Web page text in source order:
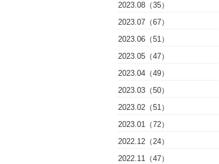
2023.08（35）
2023.07（67）
2023.06（51）
2023.05（47）
2023.04（49）
2023.03（50）
2023.02（51）
2023.01（72）
2022.12（24）
2022.11（47）